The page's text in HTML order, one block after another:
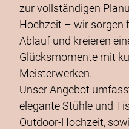
zur vollständigen
Hochzeit – wir sorgen
Ablauf und kreieren
Glücksmomente mit
Meisterwerken.
Unser Angebot
elegante Stühle und
Outdoor-Hochzeit,